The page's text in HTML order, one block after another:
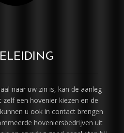
naar uw zin is, kan de aanleg
een hovenier kiezen en de
u ook in contact brengen
hoveniersbedrijven uit